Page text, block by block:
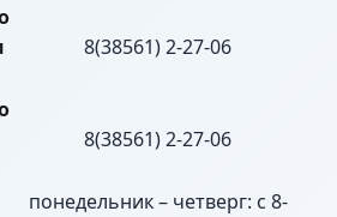
8(38561) 2-27-06
8(38561) 2-27-06
понедельник – четверг: с 8-